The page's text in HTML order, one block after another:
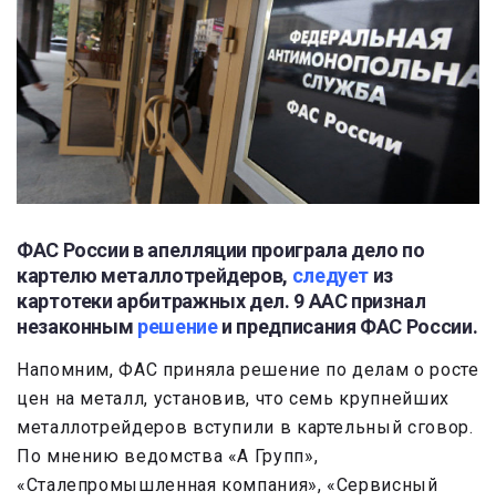
ФАС России в апелляции проиграла дело по
картелю металлотрейдеров, следует из
картотеки арбитражных дел. 9 ААС признал
незаконным решение и предписания ФАС России.
Напомним, ФАС приняла решение по делам о росте
цен на металл, установив, что семь крупнейших
металлотрейдеров вступили в картельный сговор.
По мнению ведомства «А Групп»,
«Сталепромышленная компания», «Сервисный